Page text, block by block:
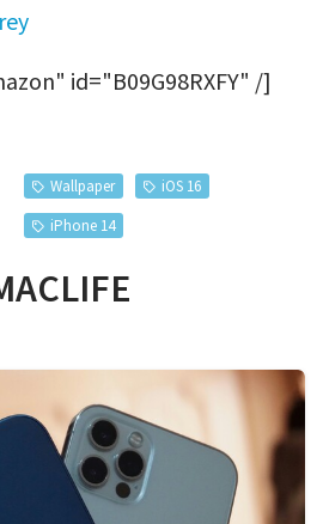
id="B09G98RXFY" /]
Wallpaper
iOS 16
iPhone 14